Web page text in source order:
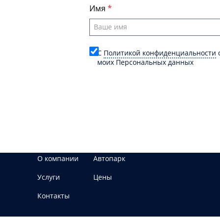
Имя
C Политикой конфиденциальности
моих Персональных данных
О компании
Автопарк
Услуги
Цены
Контакты